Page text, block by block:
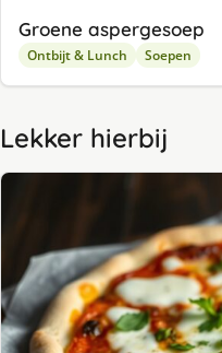
Groene aspergesoep
Ontbijt & Lunch Soepen
Lekker hierbij